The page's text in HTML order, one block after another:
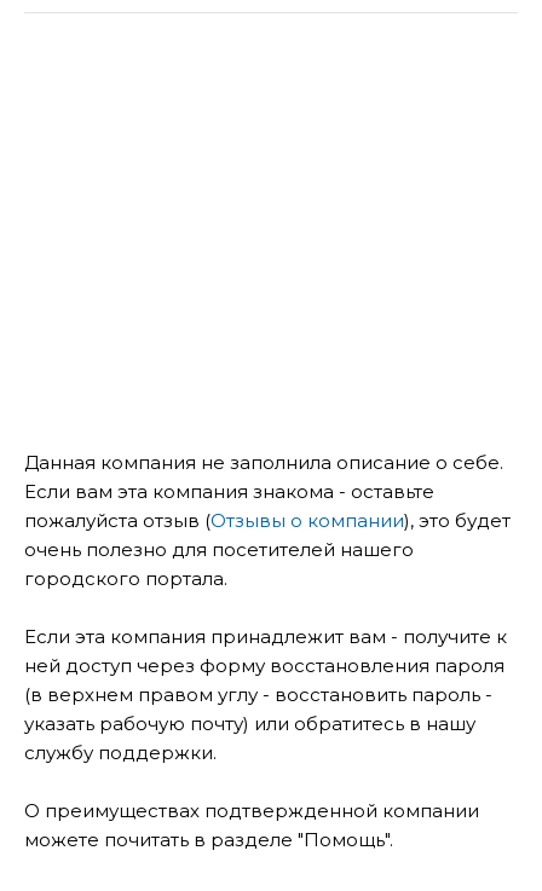
Данная компания не заполнила описание о себе.
Если вам эта компания знакома - оставьте
пожалуйста отзыв (Отзывы о компании), это будет
очень полезно для посетителей нашего
городского портала.
Если эта компания принадлежит вам - получите к
ней доступ через форму восстановления пароля
(в верхнем правом углу - восстановить пароль -
указать рабочую почту) или обратитесь в нашу
службу поддержки.
О преимуществах подтвержденной компании
можете почитать в разделе "Помощь".